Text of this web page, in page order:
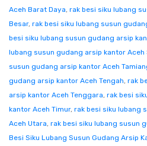
Aceh Barat Daya, rak besi siku lubang
Besar, rak besi siku lubang susun
besi siku lubang susun gudang arsip
lubang susun gudang arsip kantor Aceh
susun gudang arsip kantor Aceh
gudang arsip kantor Aceh Tengah, rak
arsip kantor Aceh Tenggara, rak besi
kantor Aceh Timur, rak besi siku lubang
Aceh Utara, rak besi siku lubang susun
Besi Siku Lubang Susun Gudang Arsip